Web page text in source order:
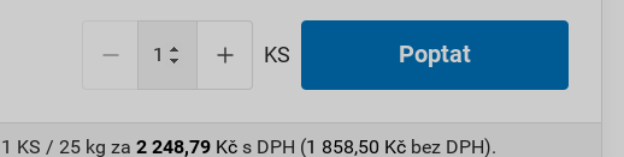
KS Poptat
1 KS / 25 kg za 2 248,79 Kč s DPH (1 858,50 Kč bez DPH).